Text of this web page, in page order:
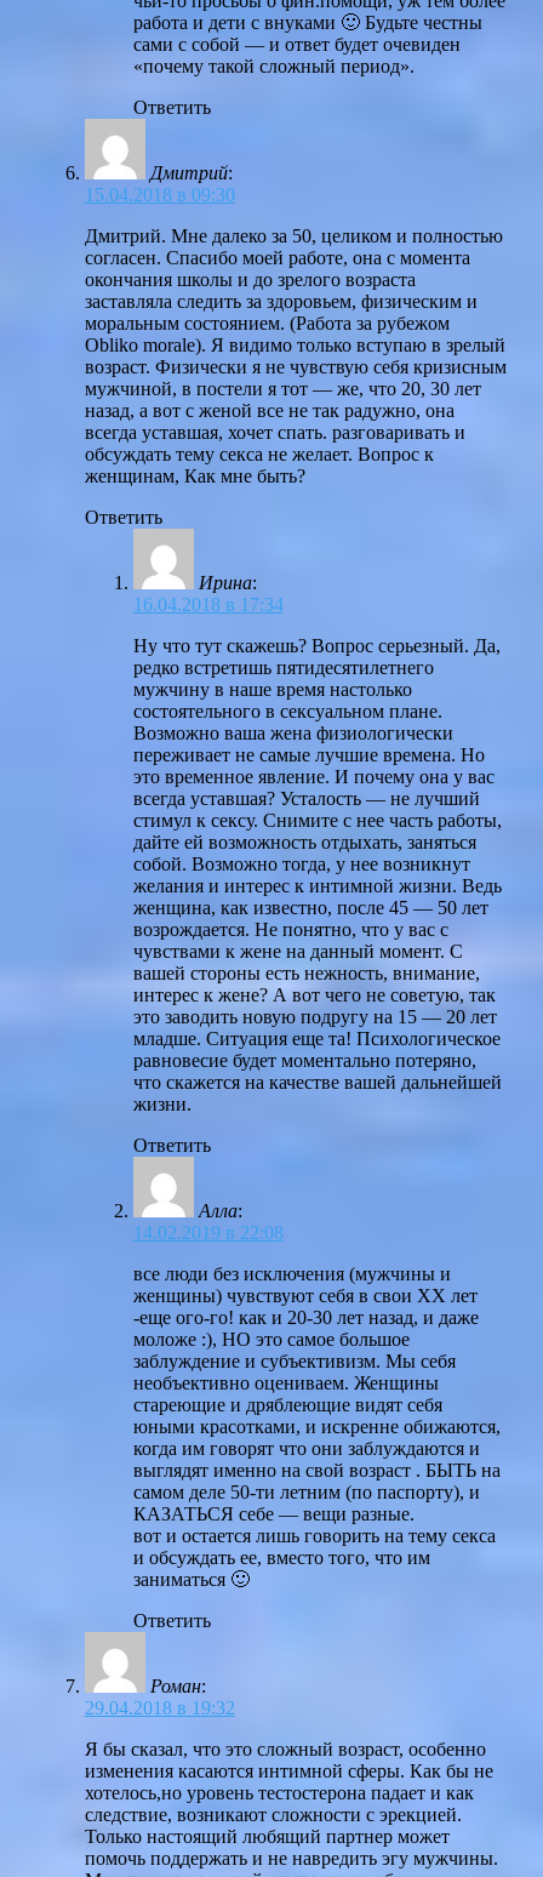
работа и дети с внуками 🙂 Будьте честны
сами с собой — и ответ будет очевиден
«почему такой сложный период».
Ответить
Дмитрий:
15.04.2018 в 09:30
Дмитрий. Мне далеко за 50, целиком и полностью
согласен. Спасибо моей работе, она с момента
окончания школы и до зрелого возраста
заставляла следить за здоровьем, физическим и
моральным состоянием. (Работа за рубежом
Obliko morale). Я видимо только вступаю в зрелый
возраст. Физически я не чувствую себя кризисным
мужчиной, в постели я тот — же, что 20, 30 лет
назад, а вот с женой все не так радужно, она
всегда уставшая, хочет спать. разговаривать и
обсуждать тему секса не желает. Вопрос к
женщинам, Как мне быть?
Ответить
Ирина:
16.04.2018 в 17:34
Ну что тут скажешь? Вопрос серьезный. Да,
редко встретишь пятидесятилетнего
мужчину в наше время настолько
состоятельного в сексуальном плане.
Возможно ваша жена физиологически
переживает не самые лучшие времена. Но
это временное явление. И почему она у вас
всегда уставшая? Усталость — не лучший
стимул к сексу. Снимите с нее часть работы,
дайте ей возможность отдыхать, заняться
собой. Возможно тогда, у нее возникнут
желания и интерес к интимной жизни. Ведь
женщина, как известно, после 45 — 50 лет
возрождается. Не понятно, что у вас с
чувствами к жене на данный момент. С
вашей стороны есть нежность, внимание,
интерес к жене? А вот чего не советую, так
это заводить новую подругу на 15 — 20 лет
младше. Ситуация еще та! Психологическое
равновесие будет моментально потеряно,
что скажется на качестве вашей дальнейшей
жизни.
Ответить
Алла:
14.02.2019 в 22:08
все люди без исключения (мужчины и
женщины) чувствуют себя в свои ХХ лет
-еще ого-го! как и 20-30 лет назад, и даже
моложе :), НО это самое большое
заблуждение и субъективизм. Мы себя
необъективно оцениваем. Женщины
стареющие и дряблеющие видят себя
юными красотками, и искренне обижаются,
когда им говорят что они заблуждаются и
выглядят именно на свой возраст . БЫТЬ на
самом деле 50-ти летним (по паспорту), и
КАЗАТЬСЯ себе — вещи разные.
вот и остается лишь говорить на тему секса
и обсуждать ее, вместо того, что им
заниматься 🙂
Ответить
Роман:
29.04.2018 в 19:32
Я бы сказал, что это сложный возраст, особенно
изменения касаются интимной сферы. Как бы не
хотелось,но уровень тестостерона падает и как
следствие, возникают сложности с эрекцией.
Только настоящий любящий партнер может
помочь поддержать и не навредить эгу мужчины.